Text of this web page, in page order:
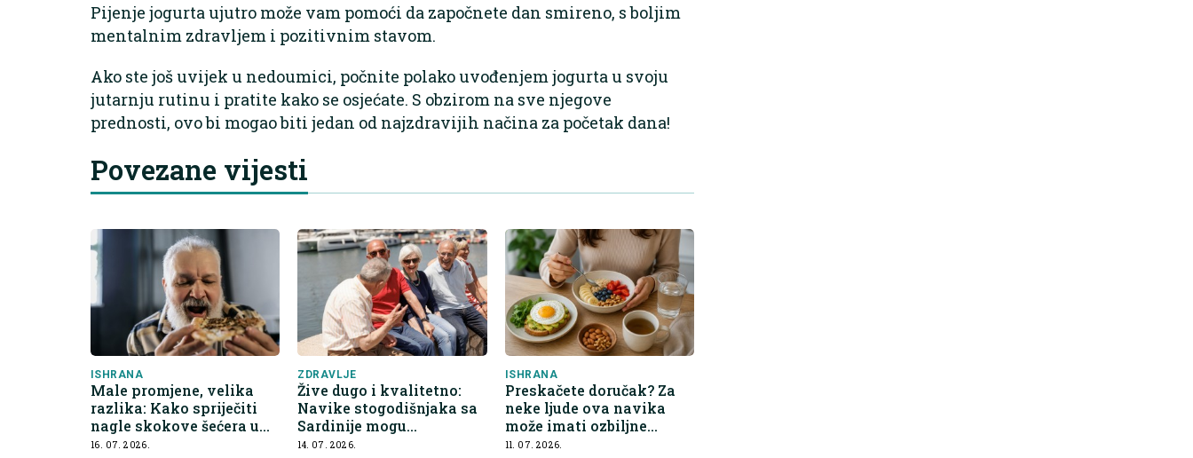
Pijenje jogurta ujutro može vam pomoći da započnete dan smireno, s boljim
mentalnim zdravljem i pozitivnim stavom.
Ako ste još uvijek u nedoumici, počnite polako uvođenjem jogurta u svoju
jutarnju rutinu i pratite kako se osjećate. S obzirom na sve njegove
prednosti, ovo bi mogao biti jedan od najzdravijih načina za početak dana!
Povezane vijesti
ISHRANA
Male promjene, velika
razlika: Kako spriječiti
nagle skokove šećera u
krvi
16. 07. 2026.
ZDRAVLJE
Žive dugo i kvalitetno:
Navike stogodišnjaka sa
Sardinije mogu
promijeniti pogled na
14. 07. 2026.
ISHRANA
Preskačete doručak? Za
neke ljude ova navika
može imati ozbiljne
posljedice
11. 07. 2026.